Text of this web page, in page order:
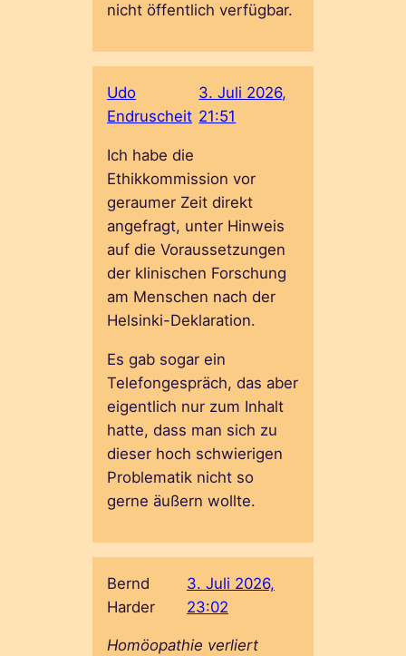
nicht öffentlich verfügbar.
Udo
Endruscheit
3. Juli 2026,
21:51
Ich habe die
Ethikkommission vor
geraumer Zeit direkt
angefragt, unter Hinweis
auf die Voraussetzungen
der klinischen Forschung
am Menschen nach der
Helsinki-Deklaration.
Es gab sogar ein
Telefongespräch, das aber
eigentlich nur zum Inhalt
hatte, dass man sich zu
dieser hoch schwierigen
Problematik nicht so
gerne äußern wollte.
Bernd
Harder
3. Juli 2026,
23:02
Homöopathie verliert